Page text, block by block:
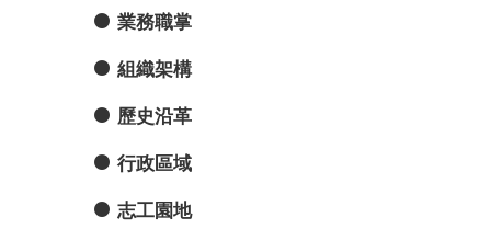
業務職掌
組織架構
歷史沿革
行政區域
志工園地